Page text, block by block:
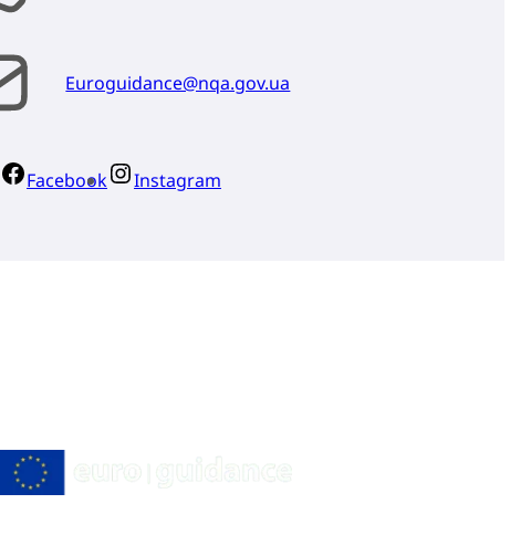
Euroguidance@nqa.gov.ua
Facebook Instagram